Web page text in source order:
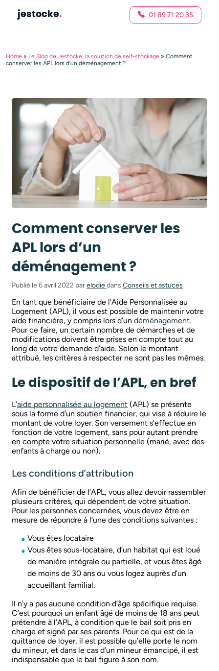
jestocke. 01 89 71 20 35
Home » Le Blog de Jestocke, la solution de self-stockage » Comment
conserver les APL lors d’un déménagement ?
Comment conserver les
APL lors d’un
déménagement ?
Publié le 6 avril 2022 parelodiedans Conseils et astuces
En tant que bénéficiaire de l’Aide Personnalisée au
Logement (APL), il vous est possible de maintenir votre
aide financière, y compris lors d’un déménagement.
Pour ce faire, un certain nombre de démarches et de
modifications doivent être prises en compte tout au
long de votre demande d’aide. Selon le montant
attribué, les critères à respecter ne sont pas les mêmes.
Le dispositif de l’APL, en bref
L’aide personnalisée au logement (APL) se présente
sous la forme d’un soutien financier, qui vise à réduire le
montant de votre loyer. Son versement s’effectue en
fonction de votre logement, sans pour autant prendre
en compte votre situation personnelle (marié, avec des
enfants à charge ou non).
Les conditions d’attribution
Afin de bénéficier de l’APL, vous allez devoir rassembler
plusieurs critères, qui dépendent de votre situation.
Pour les personnes concernées, vous devez être en
mesure de répondre à l’une des conditions suivantes :
Vous êtes locataire
Vous êtes sous-locataire, d’un habitat qui est loué
de manière intégrale ou partielle, et vous êtes âgé
de moins de 30 ans ou vous logez auprès d’un
accueillant familial.
Il n’y a pas aucune condition d’âge spécifique requise.
C’est pourquoi un enfant âgé de moins de 18 ans peut
prétendre à l’APL, à condition que le bail soit pris en
charge et signé par ses parents. Pour ce qui est de la
quittance de loyer, il est possible qu’elle porte le nom
du mineur, et dans le cas d’un mineur émancipé, il est
indispensable que le bail figure à son nom.